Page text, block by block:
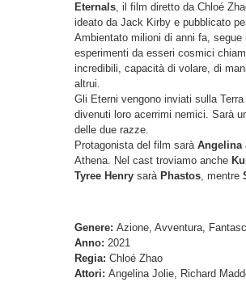
Eternals, il film diretto da Chloé
ideato da Jack Kirby e pubblicato
Ambientato milioni di anni fa, segue
esperimenti da esseri cosmici
incredibili, capacità di volare, di
altrui.
Gli Eterni vengono inviati sulla
divenuti loro acerrimi nemici. Sarà
delle due razze.
Protagonista del film sarà Angelina
Athena. Nel cast troviamo anche
Tyree Henry sarà Phastos, mentre
Genere: Azione, Avventura,
Anno: 2021
Regia: Chloé Zhao
Attori: Angelina Jolie, Richard